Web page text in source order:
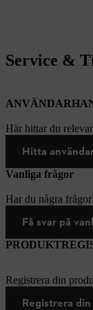
Service &
Här hittar du
Hitta
Vanliga frågor
Har du några
Få svar på
Registrera din
Registrera